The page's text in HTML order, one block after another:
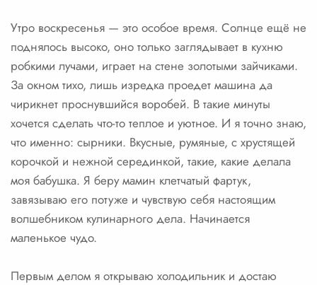
Утро воскресенья — это особое время. Солнце ещё не
поднялось высоко, оно только заглядывает в кухню
робкими лучами, играет на стене золотыми зайчиками.
За окном тихо, лишь изредка проедет машина да
чирикнет проснувшийся воробей. В такие минуты
хочется сделать что-то теплое и уютное. И я точно знаю,
что именно: сырники. Вкусные, румяные, с хрустящей
корочкой и нежной серединкой, такие, какие делала
моя бабушка. Я беру мамин клетчатый фартук,
завязываю его потуже и чувствую себя настоящим
волшебником кулинарного дела. Начинается
маленькое чудо.
Первым делом я открываю холодильник и достаю